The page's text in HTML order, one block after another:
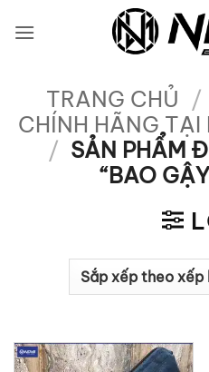
qua
TRANG CHỦ /
CHÍNH HÃNG TẠI
/ SẢN PHẨM
“BAO